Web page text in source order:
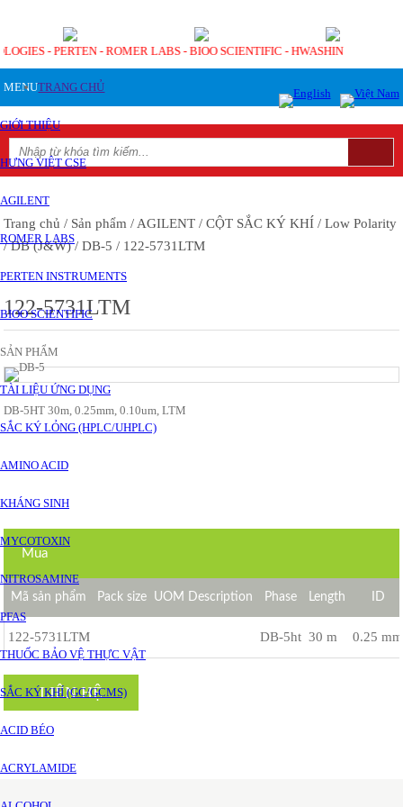
- PERTEN - ROMER LABS - BIOO SCIENTIFIC - HWASHIN
MENUTRANG CHỦ
GIỚI THIỆU
HƯNG VIỆT CSE
AGILENT
ROMER LABS
PERTEN INSTRUMENTS
BIOO SCIENTIFIC
SẢN PHẨM
TÀI LIỆU ỨNG DỤNG
SẮC KÝ LỎNG (HPLC/UHPLC)
AMINO ACID
KHÁNG SINH
MYCOTOXIN
NITROSAMINE
PFAS
THUỐC BẢO VỆ THỰC VẬT
SẮC KÝ KHÍ (GC/GCMS)
ACID BÉO
ACRYLAMIDE
Trang chủ / Sản phẩm / AGILENT / CỘT SẮC KÝ KHÍ / Low Polarity
/ DB (J&W)/ DB-5 / 122-5731LTM
122-5731LTM
DB-5HT 30m, 0.25mm, 0.10um, LTM
Mua
Mã sản phẩm Pack size UOM Description Phase Length ID
122-5731LTM DB-5ht 30 m 0.25 mm
LIÊN HỆ